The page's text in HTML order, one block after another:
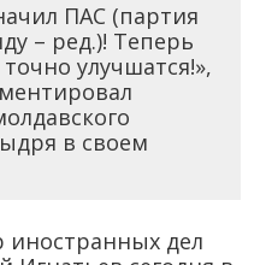
ПАС (партия
– ред.)! Теперь
улучшатся!»,
в своем
дел